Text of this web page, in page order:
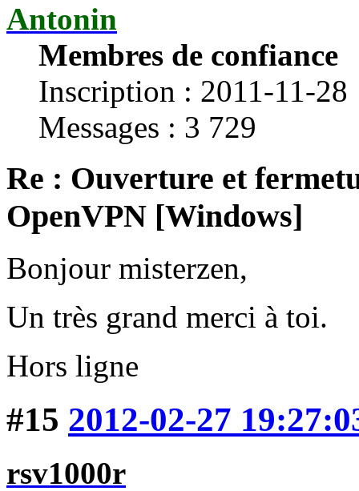
Antonin
Membres de confiance
Inscription : 2011-11-28
Messages : 3 729
Re : Ouverture et
OpenVPN [Windows]
Bonjour misterzen,
Un très grand merci à toi.
Hors ligne
#15 2012-02-27
rsv1000r